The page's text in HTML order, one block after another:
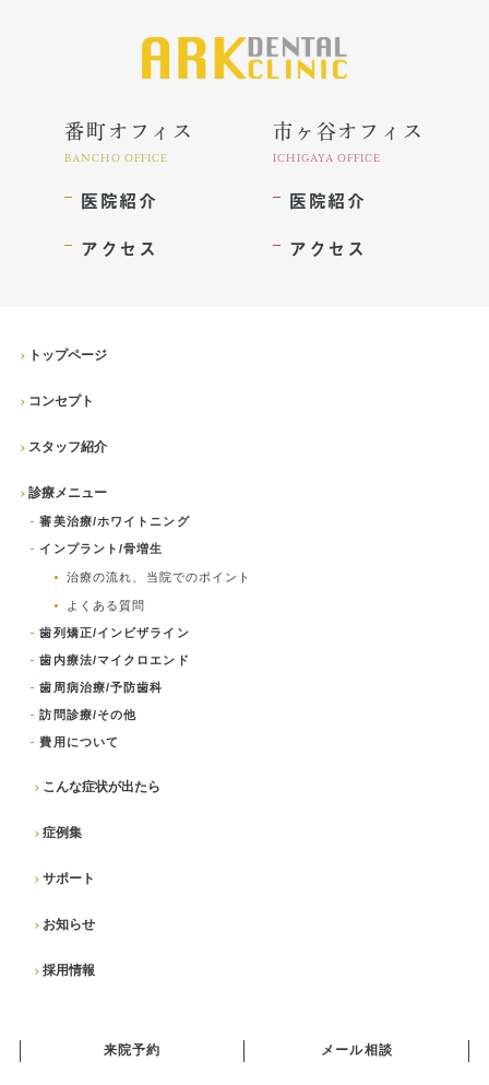
番町オフィス
BANCHO OFFICE
医院紹介
アクセス
市ヶ谷オフィス
ICHIGAYA OFFICE
医院紹介
アクセス
トップページ
コンセプト
スタッフ紹介
診療メニュー
審美治療/ホワイトニング
インプラント/骨増生
治療の流れ、当院でのポイント
よくある質問
歯列矯正/インビザライン
歯内療法/マイクロエンド
歯周病治療/予防歯科
訪問診療/その他
費用について
こんな症状が出たら
症例集
サポート
お知らせ
採用情報
来院予約 メール相談